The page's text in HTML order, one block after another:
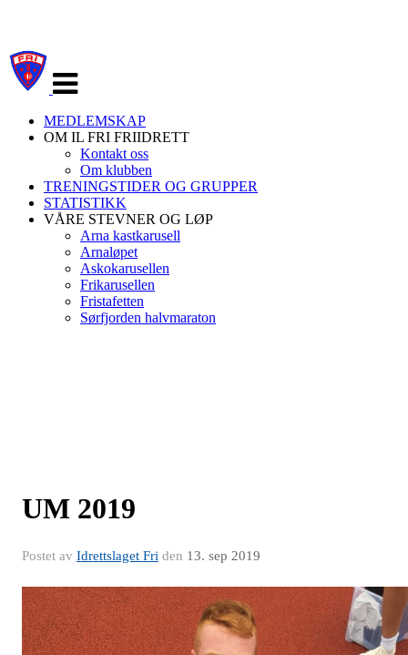
navigasjon
MEDLEMSKAP
OM IL FRI FRIIDRETT
Kontakt oss
Om klubben
TRENINGSTIDER OG GRUPPER
STATISTIKK
VÅRE STEVNER OG LØP
Arna kastkarusell
Arnaløpet
Askokarusellen
Frikarusellen
Fristafetten
Sørfjorden halvmaraton
UM 2019
Postet av Idrettslaget Fri den 13. sep 2019